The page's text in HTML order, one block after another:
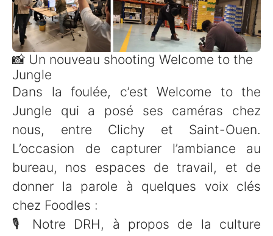
📸 Un nouveau shooting Welcome to the
Jungle
Dans la foulée, c’est Welcome to the
Jungle qui a posé ses caméras chez
nous, entre Clichy et Saint-Ouen.
L’occasion de capturer l’ambiance au
bureau, nos espaces de travail, et de
donner la parole à quelques voix clés
chez Foodles :
🎙️ Notre DRH, à propos de la culture